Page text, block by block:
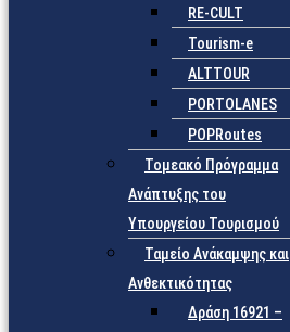
RE-CULT
Tourism-e
ALTTOUR
PORTOLANES
POPRoutes
Τομεακό Πρόγραμμα
Ανάπτυξης του
Υπουργείου Τουρισμού
Ταμείο Ανάκαμψης και
Ανθεκτικότητας
Δράση 16921 –